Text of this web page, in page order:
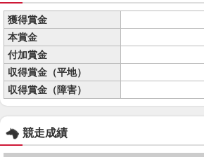
獲得賞金
本賞金
付加賞金
収得賞金（平地）
収得賞金（障害）
競走成績